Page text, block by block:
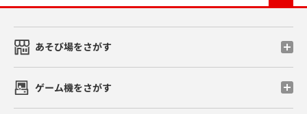
あそび場をさがす
ゲーム機をさがす